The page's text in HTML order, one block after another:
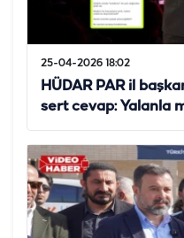
25-04-2026 18:02
HÜDAR PAR il
sert cevap: Yalanla